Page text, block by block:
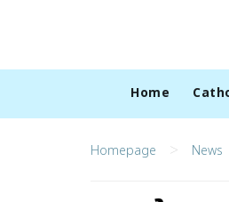
Home
Homepage > News